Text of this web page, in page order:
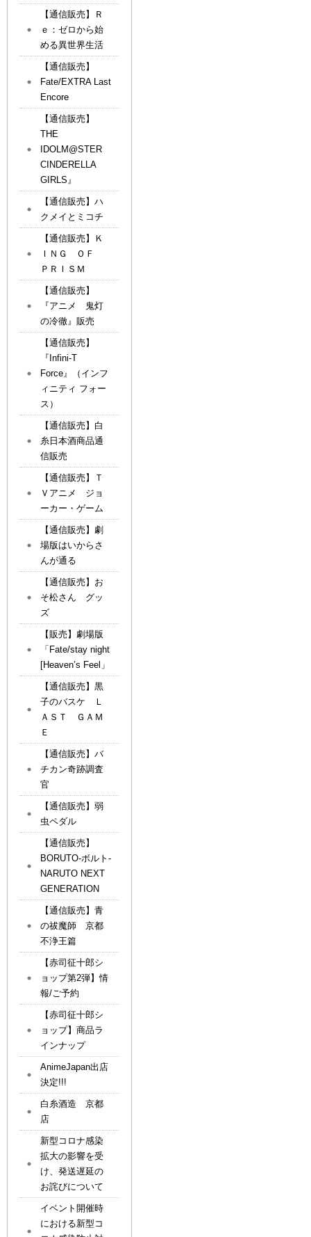
【通信販売】Ｒ
ｅ：ゼロから始
める異世界生活
【通信販売】
Fate/EXTRA Last
Encore
【通信販売】
THE
IDOLM@STER
CINDERELLA
GIRLS』
【通信販売】ハ
クメイとミコチ
【通信販売】Ｋ
ＩＮＧ ＯＦ
ＰＲＩＳＭ
【通信販売】
『アニメ 鬼灯
の冷徹』販売
【通信販売】
『Infini-T
Force』（インフ
ィニティ フォー
ス）
【通信販売】白
糸日本酒商品通
信販売
【通信販売】Ｔ
Ｖアニメ ジョ
ーカー・ゲーム
【通信販売】劇
場版はいからさ
んが通る
【通信販売】お
そ松さん グッ
ズ
【販売】劇場版
「Fate/stay night
[Heaven’s Feel」
【通信販売】黒
子のバスケ Ｌ
ＡＳＴ ＧＡＭ
Ｅ
【通信販売】バ
チカン奇跡調査
官
【通信販売】弱
虫ペダル
【通信販売】
BORUTO-ボルト-
NARUTO NEXT
GENERATION
【通信販売】青
の祓魔師 京都
不浄王篇
【赤司征十郎シ
ョップ第2弾】情
報/ご予約
【赤司征十郎シ
ョップ】商品ラ
インナップ
AnimeJapan出店
決定!!!
白糸酒造 京都
店
新型コロナ感染
拡大の影響を受
け、発送遅延の
お詫びについて
イベント開催時
における新型コ